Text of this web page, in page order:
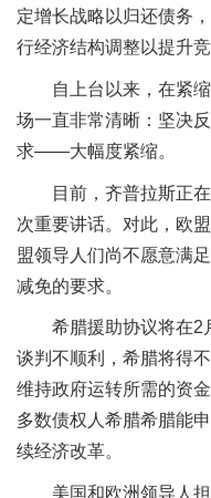
定增长战略以归还债务
行经济结构调整以提升竞
自上台以来，在紧
场一直非常清晰：坚决
求——大幅度紧缩。
目前，齐普拉斯正
次重要讲话。对此，欧
盟领导人们尚不愿意满
减免的要求。
希腊援助协议将在2
谈判不顺利，希腊将得
维持政府运转所需的资
多数债权人希腊希腊能
续经济改革。
美国和欧洲领导人